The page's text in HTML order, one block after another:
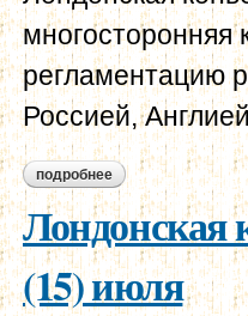
регламентацию
Россией,
подробнее о лондонская
Лондонская
(15) июля